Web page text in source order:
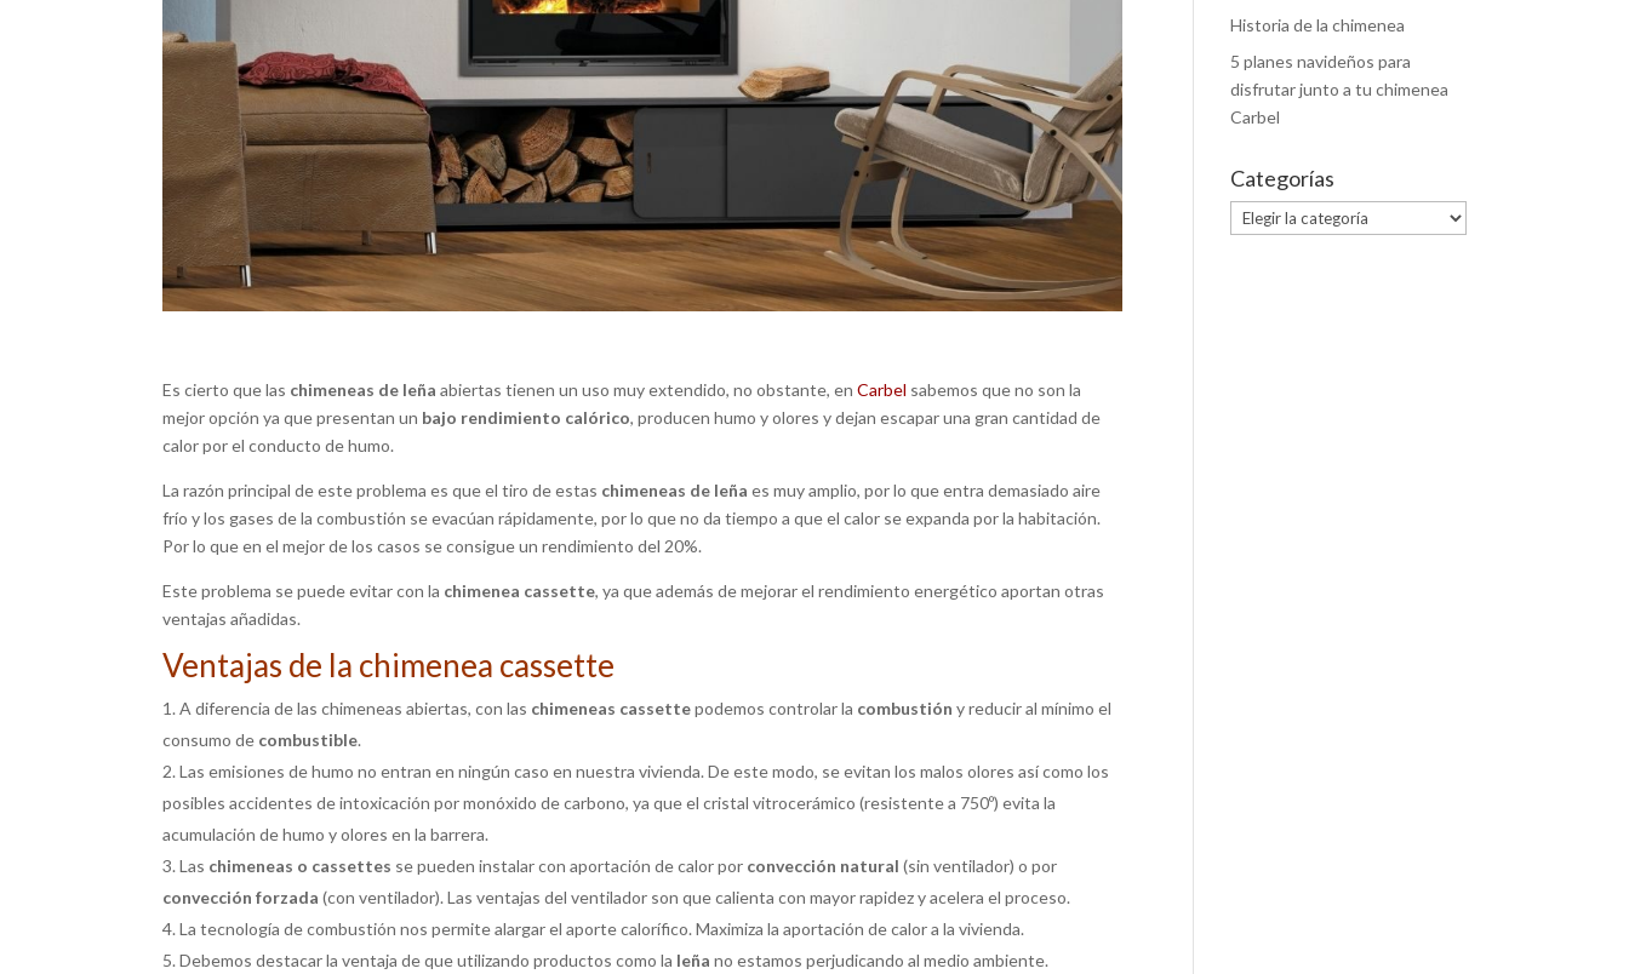
Es cierto que las chimeneas de leña abiertas tienen un uso muy extendido, no obstante, enCarbel sabemos que no son la
mejor opción ya que presentan un bajo rendimiento calórico, producen humo y olores y dejan escapar una gran cantidad de
calor por el conducto de humo.
La razón principal de este problema es que el tiro de estas chimeneas de leña es muy amplio, por lo que entra demasiado aire
frío y los gases de la combustión se evacúan rápidamente, por lo que no da tiempo a que el calor se expanda por la habitación.
Por lo que en el mejor de los casos se consigue un rendimiento del 20%.
Este problema se puede evitar con la chimenea cassette, ya que además de mejorar el rendimiento energético aportan otras
ventajas añadidas.
Ventajas de la chimenea cassette
A diferencia de las chimeneas abiertas, con las chimeneas cassettepodemos controlar la combustión y reducir al mínimo el
consumo de combustible.
Las emisiones de humo no entran en ningún caso en nuestra vivienda. De este modo, se evitan los malos olores así como los
posibles accidentes de intoxicación por monóxido de carbono, ya que el cristal vitrocerámico (resistente a 750º) evita la
acumulación de humo y olores en la barrera.
Las chimeneas o cassettes se pueden instalar con aportación de calor por convección natural (sin ventilador) o por
convección forzada (con ventilador). Las ventajas del ventilador son que calienta con mayor rapidez y acelera el proceso.
La tecnología de combustión nos permite alargar el aporte calorífico. Maximiza la aportación de calor a la vivienda.
Debemos destacar la ventaja de que utilizando productos como la leña no estamos perjudicando al medio ambiente.
Historia de la chimenea
5 planes navideños para
disfrutar junto a tu chimenea
Carbel
Categorías
Categorías